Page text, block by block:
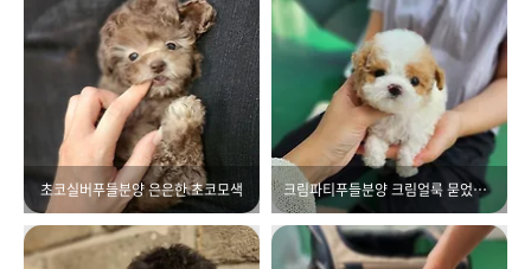
초코실버푸들분양 은은한 초코모색 크림파티푸들분양 크림얼룩 묻었어요